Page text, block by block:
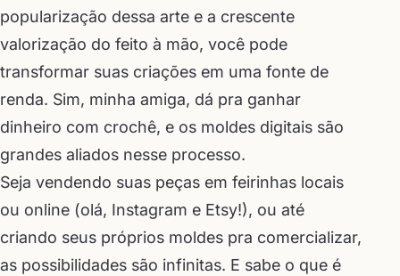
popularização dessa arte e a crescente
valorização do feito à mão, você pode
transformar suas criações em uma fonte de
renda. Sim, minha amiga, dá pra ganhar
dinheiro com crochê, e os moldes digitais são
grandes aliados nesse processo.
Seja vendendo suas peças em feirinhas locais
ou online (olá, Instagram e Etsy!), ou até
criando seus próprios moldes pra comercializar,
as possibilidades são infinitas. E sabe o que é